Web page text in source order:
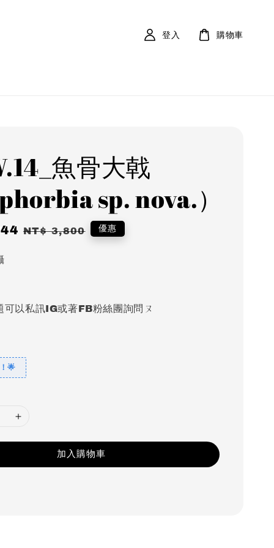
登入 購物車
魚骨大戟
sp. nova.）
Regular
NT$ 3,800 優惠
可以私訊IG或著FB粉絲團詢問ㄡ
🌟
加入購物車